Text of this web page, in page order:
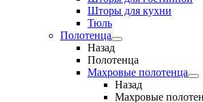
Шторы для кухни
Тюль
Полотенца
Назад
Полотенца
Махровые полотенца
Назад
Махровые